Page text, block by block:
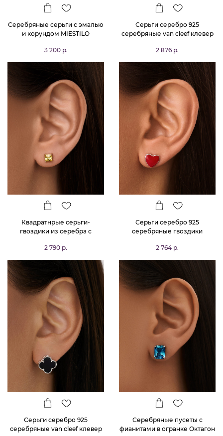
Серебряные серьги с эмалью
и корундом MIESTILO
3 200 р.
Серьги серебро 925
серебряные van cleef клевер
2 876 р.
Квадратнрые серьги-
гвоздики из серебра с
Принцесса 6,5*6,5 мм
2 790 р.
Серьги серебро 925
серебряные гвоздики
2 764 р.
Серьги серебро 925
серебряные van cleef клевер
Серебряные пусеты с
фианитами в огранке Октагон